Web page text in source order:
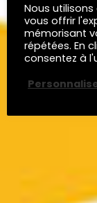
Nous
vous offrir
mémorisant
répétées. En
consentez à